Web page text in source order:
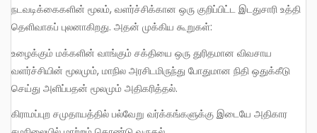
நடவடிக்கைகளின் மூலம், வளர்ச்சிக்கான ஒரு குறிப்பிட்ட இடதுசாரி உத்தி
தெளிவாகப் புலனாகிறது. அதன் முக்கிய கூறுகள்:
உழைக்கும் மக்களின் வாங்கும் சக்தியை ஒரு துரிதமான விவசாய
வளர்ச்சியின் மூலமும், மாநில அரசிடமிருந்து போதுமான நிதி ஒதுக்கீடு
செய்து அளிப்பதன் மூலமும் அதிகரித்தல்.
கிராமப்புற சமுதாயத்தில் பல்வேறு வர்க்கங்களுக்கு இடையே அதிகார